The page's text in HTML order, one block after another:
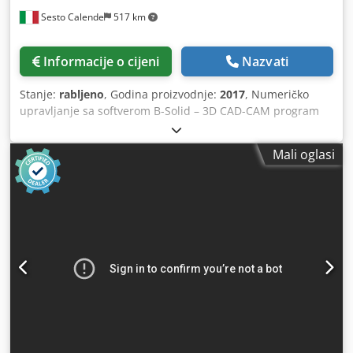
Sesto Calende 517 km
Informacije o cijeni Nazvati
Stanje: rabljeno, Godina proizvodnje: 2017, Numeričko
upravljanje sa softverom B-Solid – 3D CAD-CAM program
za projektiranje, simulaciju i upravljanje procesima Biesse
obradni centri i strojevi za bušenje BNest Software -
softverski modul za obradu u načinu gniježđenja, koji vam
omogućuje izradu projekata sadrži popis artikala s
količinama koje treba proizvesti i popis ploča koje će se
gniježđenja Automatski sustav za utovar s bočnim
podiznim stolom Sustav za uklanjanje tanjura s 2 usisne
Mali oglasi